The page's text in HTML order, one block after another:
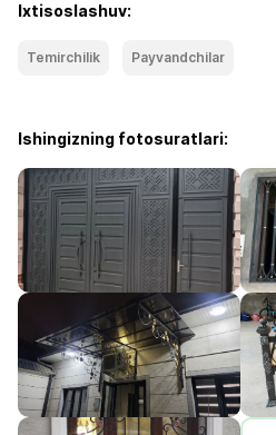
Ixtisoslashuv:
Temirchilik Payvandchilar
Ishingizning fotosuratlari: